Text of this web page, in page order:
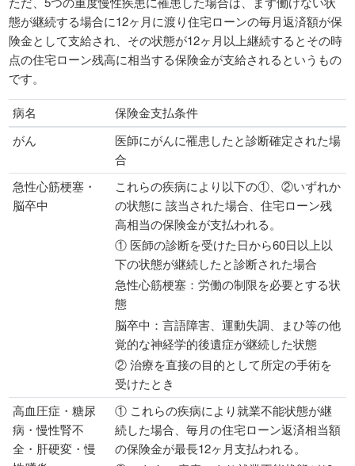
態が継続する場合に12ヶ月に渡り住宅ローンの毎月返済額が保
険金として支給され、その状態が12ヶ月以上継続するとその時
点の住宅ローン残高に相当する保険金が支給されるというもの
です。
病名
保険金支払条件
がん
医師にがんに罹患したと診断確定された場
合
急性心筋梗塞・
脳卒中
これらの疾病により以下の①、②いずれか
の状態に 該当された場合、住宅ローン残
高相当の保険金が支払われる。
① 医師の診断を受けた日から60日以上以
下の状態が継続したと診断された場合
急性心筋梗塞：労働の制限を必要とする状
態
脳卒中：言語障害、運動失調、まひ等の他
覚的な神経学的後遺症が継続した状態
② 治療を直接の目的として所定の手術を
受けたとき
高血圧症・糖尿
病・慢性腎不
全・肝硬変・慢
① これらの疾病により就業不能状態が継
続した場合、毎月の住宅ローン返済相当額
の保険金が最長12ヶ月支払われる。